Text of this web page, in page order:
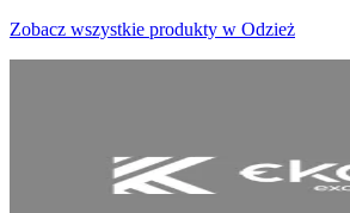
Zobacz wszystkie produkty w Odzież